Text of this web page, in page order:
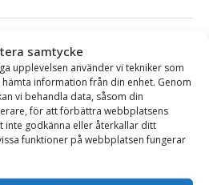
samtycke
upplevelsen använder vi tekniker som
information från din enhet. Genom
vi behandla data, såsom din
för att förbättra webbplatsens
inte godkänna eller återkallar ditt
funktioner på webbplatsen fungerar
Stora BM, volym 6000 l,